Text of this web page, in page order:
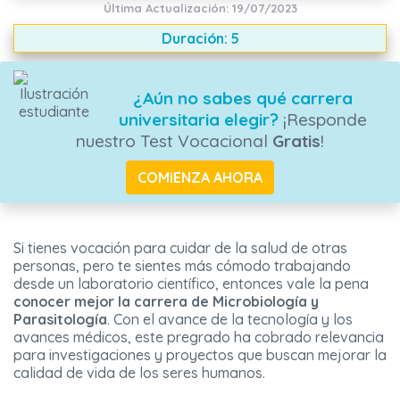
Última Actualización: 19/07/2023
Duración: 5
¿Aún no sabes qué carrera
universitaria elegir?¡Responde
nuestro Test Vocacional Gratis!
COMIENZA AHORA
Si tienes vocación para cuidar de la salud de otras
personas, pero te sientes más cómodo trabajando
desde un laboratorio científico, entonces vale la pena
conocer mejor la carrera de Microbiología y
Parasitología. Con el avance de la tecnología y los
avances médicos, este pregrado ha cobrado relevancia
para investigaciones y proyectos que buscan mejorar la
calidad de vida de los seres humanos.